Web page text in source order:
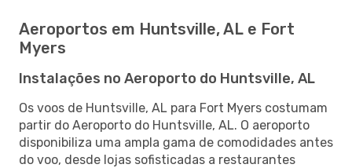
Aeroportos em Huntsville, AL e Fort
Myers
Instalações no Aeroporto do Huntsville, AL
Os voos de Huntsville, AL para Fort Myers costumam
partir do Aeroporto do Huntsville, AL. O aeroporto
disponibiliza uma ampla gama de comodidades antes
do voo, desde lojas sofisticadas a restaurantes